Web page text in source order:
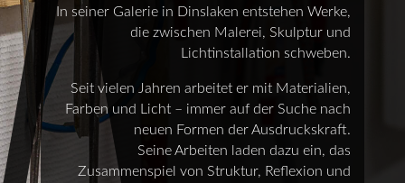
In seiner Galerie in Dinslaken entstehen Werke,
die zwischen Malerei, Skulptur und
Lichtinstallation schweben.
Seit vielen Jahren arbeitet er mit Materialien,
Farben und Licht – immer auf der Suche nach
neuen Formen der Ausdruckskraft.
Seine Arbeiten laden dazu ein, das
Zusammenspiel von Struktur, Reflexion und